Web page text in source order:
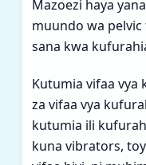
Mazoezi haya
muundo wa
sana kwa
Kutumia vifaa vya
za vifaa vya
kutumia ili
kuna vibrators,